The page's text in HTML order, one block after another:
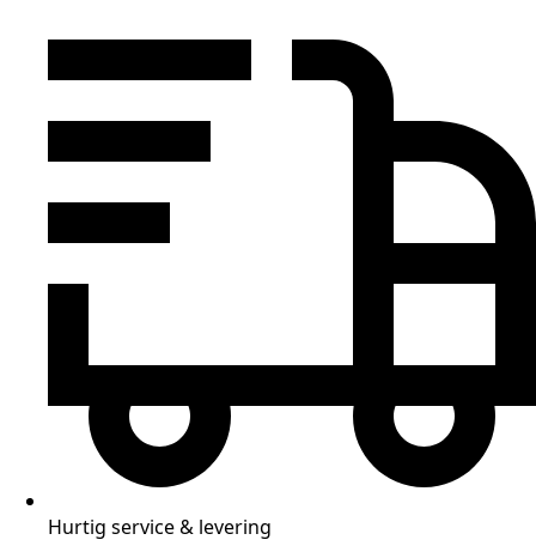
Hurtig service & levering